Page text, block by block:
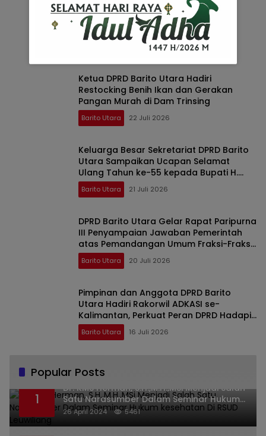
Ketua DPRD Barito Utara Hadiri
Peringatan HAN ke-42 dan Deklarasi
GERNAS RANA
23 Juli 2026
Ketua DPRD Barito Utara Hadiri
Restocking Benih Ikan dan Gerakan
Pangan Murah di Dam Trinsing
Barito Utara 22 Juli 2026
Keluarga Besar Sekretariat DPRD Barito
Utara Sampaikan Ucapan Selamat
Ulang Tahun ke-55 kepada Bupati H.
Shalahuddin
Barito Utara 21 Juli 2026
DPRD Barito Utara Gelar Rapat Paripurna
III Penyampaian Jawaban Pemerintah
atas Pemandangan Umum Fraksi-Fraksi
DPRD
Barito Utara 20 Juli 2026
Pimpinan dan Anggota DPRD Barito
Utara Hadiri Rakorwil ADKASI se-
Kalimantan, Perkuat Peran DPRD Hadapi
Revisi UU Pemerintahan Daerah
Barito Utara 16 Juli 2026
Popular Posts
1
Dr. KMS Herman, S.H.,M.H.,MSi Menjadi Salah
Satu Narasumber Dalam Seminar Hukum
kesehatan Di RSUD Leuwiliang
26 April 2024 5461